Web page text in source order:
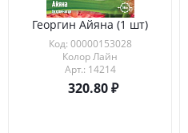
Георгин Айяна (1 шт)
Код: 00000153028
Колор Лайн
Арт.: 14214
320.80